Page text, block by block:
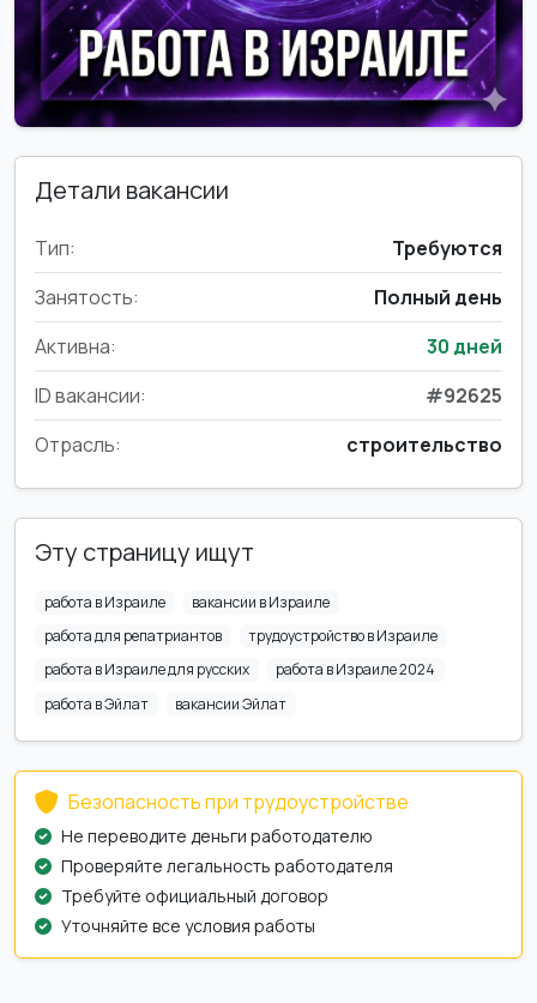
Детали вакансии
Тип:
Требуются
Занятость:
Полный день
Активна:
30 дней
ID вакансии:
#92625
Отрасль:
строительство
Эту страницу ищут
работа в Израиле
вакансии в Израиле
работа для репатриантов
трудоустройство в Израиле
работа в Израиле для русских
работа в Израиле 2024
работа в Эйлат
вакансии Эйлат
Безопасность при трудоустройстве
Не переводите деньги работодателю
Проверяйте легальность работодателя
Требуйте официальный договор
Уточняйте все условия работы